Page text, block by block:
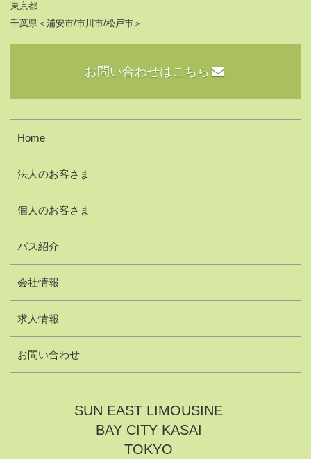
東京都
千葉県＜浦安市/市川市/松戸市＞
お問い合わせはこちら
Home
法人のお客さま
個人のお客さま
バス紹介
会社情報
求人情報
お問い合わせ
SUN EAST LIMOUSINE
BAY CITY KASAI
TOKYO